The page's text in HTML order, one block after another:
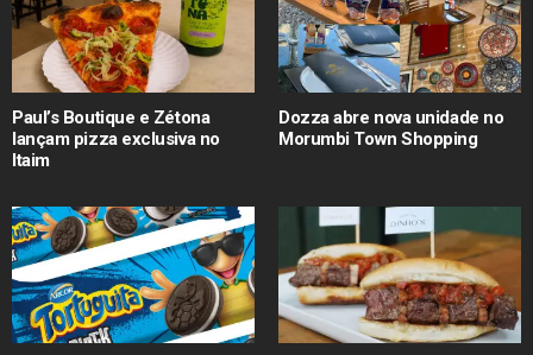
Paul’s Boutique e Zétona
lançam pizza exclusiva no
Itaim
Dozza abre nova unidade no
Morumbi Town Shopping